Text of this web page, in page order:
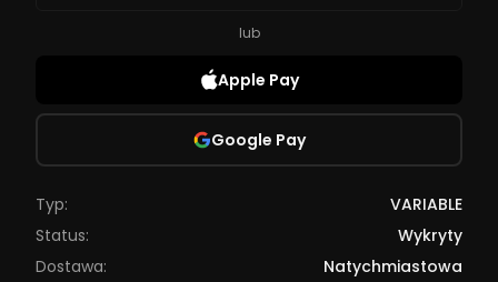
lub
Apple Pay
Google Pay
Typ:
VARIABLE
Status:
Wykryty
Dostawa:
Natychmiastowa